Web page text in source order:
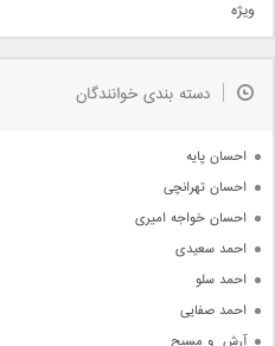
دمو
مذهبی
جدیدترین ها
ویژه
دسته بندی خوانندگان
احسان پایه
احسان تهرانچی
احسان خواجه امیری
احمد سعیدی
احمد سلو
احمد صفایی